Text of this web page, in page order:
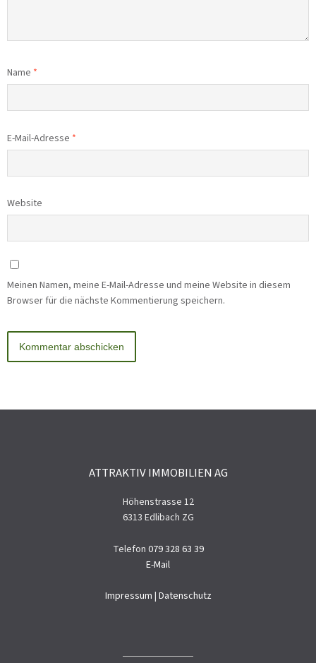
Name *
E-Mail-Adresse *
Website
Meinen Namen, meine E-Mail-Adresse und meine Website in diesem
Browser für die nächste Kommentierung speichern.
ATTRAKTIV IMMOBILIEN AG
Höhenstrasse 12
6313 Edlibach ZG
Telefon 079 328 63 39
E-Mail
Impressum | Datenschutz